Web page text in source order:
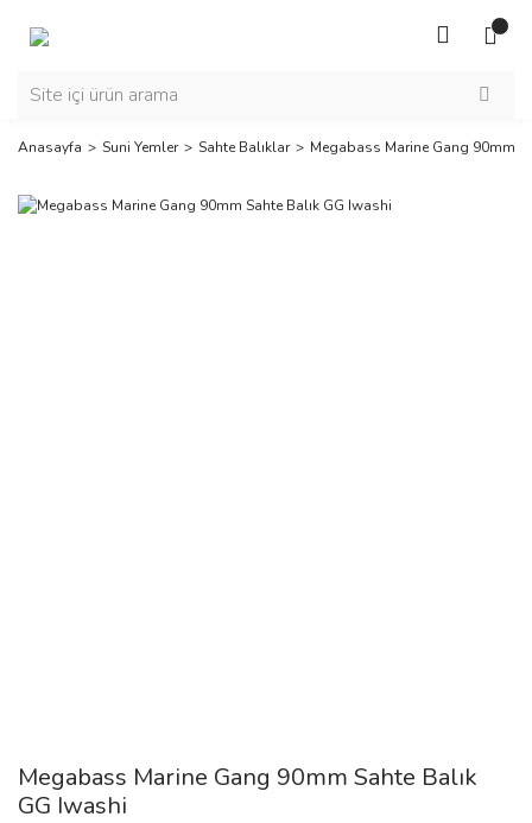
Anasayfa Suni Yemler Sahte Balıklar Megabass Marine Gang 90mm
Megabass Marine Gang 90mm Sahte Balık
GG Iwashi